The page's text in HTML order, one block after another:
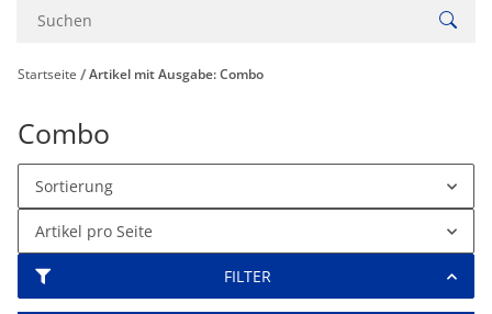
Startseite Artikel mit Ausgabe: Combo
Combo
FILTER
Sortierung
Artikel pro Seite